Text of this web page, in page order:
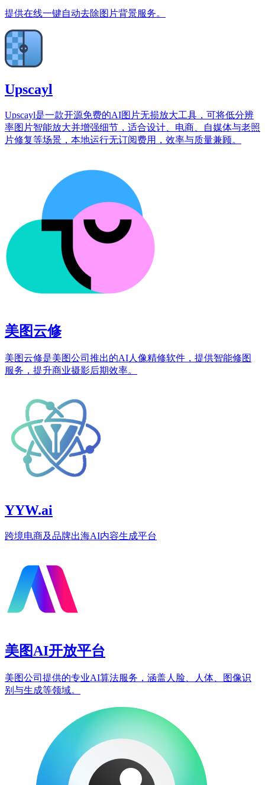
提供在线一键自动去除图片背景服务。
Upscayl
Upscayl是一款开源免费的AI图片无损放大工具，可将低分辨
率图片智能放大并增强细节，适合设计、电商、自媒体与老照
片修复等场景，本地运行无订阅费用，效率与质量兼顾。
美图云修
美图云修是美图公司推出的AI人像精修软件，提供智能修图
服务，提升商业摄影后期效率。
YYW.ai
跨境电商及品牌出海AI内容生成平台
美图AI开放平台
美图公司提供的专业AI算法服务，涵盖人脸、人体、图像识
别与生成等领域。